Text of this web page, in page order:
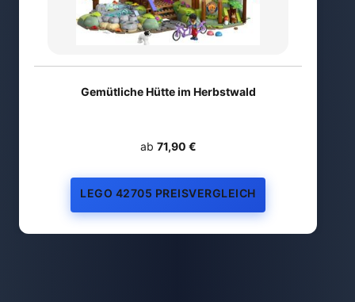
Gemütliche Hütte im Herbstwald
ab 71,90 €
LEGO 42705 PREISVERGLEICH